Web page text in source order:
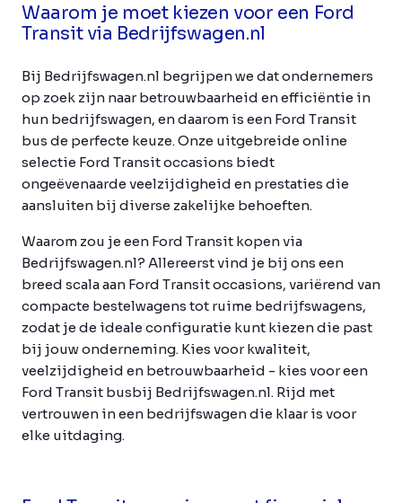
Waarom je moet kiezen voor een Ford
Transit via Bedrijfswagen.nl
Bij Bedrijfswagen.nl begrijpen we dat ondernemers
op zoek zijn naar betrouwbaarheid en efficiëntie in
hun bedrijfswagen, en daarom is een Ford Transit
bus de perfecte keuze. Onze uitgebreide online
selectie Ford Transit occasions biedt
ongeëvenaarde veelzijdigheid en prestaties die
aansluiten bij diverse zakelijke behoeften.
Waarom zou je een Ford Transit kopen via
Bedrijfswagen.nl? Allereerst vind je bij ons een
breed scala aan Ford Transit occasions, variërend van
compacte bestelwagens tot ruime bedrijfswagens,
zodat je de ideale configuratie kunt kiezen die past
bij jouw onderneming. Kies voor kwaliteit,
veelzijdigheid en betrouwbaarheid - kies voor een
Ford Transit busbij Bedrijfswagen.nl. Rijd met
vertrouwen in een bedrijfswagen die klaar is voor
elke uitdaging.